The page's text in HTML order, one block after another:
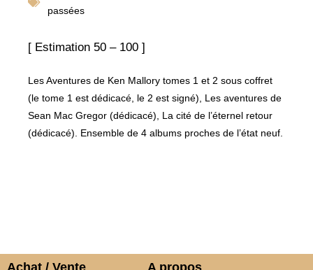
passées
[ Estimation 50 – 100 ]
Les Aventures de Ken Mallory tomes 1 et 2 sous coffret
(le tome 1 est dédicacé, le 2 est signé), Les aventures de
Sean Mac Gregor (dédicacé), La cité de l’éternel retour
(dédicacé). Ensemble de 4 albums proches de l’état neuf.